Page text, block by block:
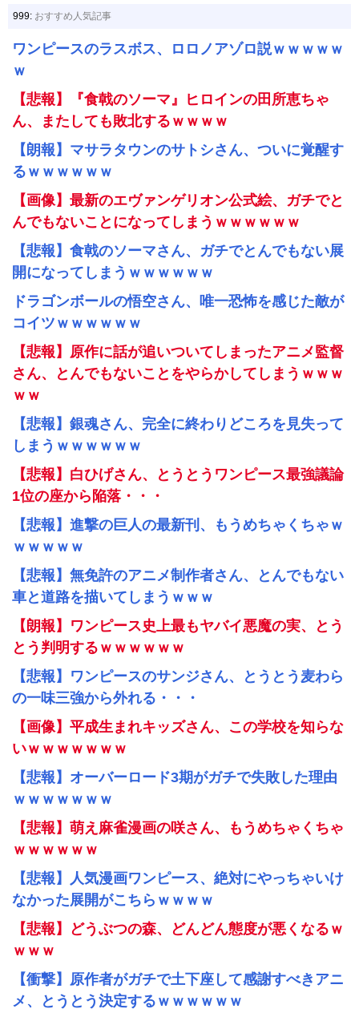
999: おすすめ人気記事
ワンピースのラスボス、ロロノアゾロ説ｗｗｗｗｗ
ｗ
【悲報】『食戟のソーマ』ヒロインの田所恵ちゃ
ん、またしても敗北するｗｗｗｗ
【朗報】マサラタウンのサトシさん、ついに覚醒す
るｗｗｗｗｗｗ
【画像】最新のエヴァンゲリオン公式絵、ガチでと
んでもないことになってしまうｗｗｗｗｗｗ
【悲報】食戟のソーマさん、ガチでとんでもない展
開になってしまうｗｗｗｗｗｗ
ドラゴンボールの悟空さん、唯一恐怖を感じた敵が
コイツｗｗｗｗｗｗ
【悲報】原作に話が追いついてしまったアニメ監督
さん、とんでもないことをやらかしてしまうｗｗｗ
ｗｗ
【悲報】銀魂さん、完全に終わりどころを見失って
しまうｗｗｗｗｗｗ
【悲報】白ひげさん、とうとうワンピース最強議論
1位の座から陥落・・・
【悲報】進撃の巨人の最新刊、もうめちゃくちゃｗ
ｗｗｗｗｗ
【悲報】無免許のアニメ制作者さん、とんでもない
車と道路を描いてしまうｗｗｗ
【朗報】ワンピース史上最もヤバイ悪魔の実、とう
とう判明するｗｗｗｗｗｗ
【悲報】ワンピースのサンジさん、とうとう麦わら
の一味三強から外れる・・・
【画像】平成生まれキッズさん、この学校を知らな
いｗｗｗｗｗｗｗ
【悲報】オーバーロード3期がガチで失敗した理由
ｗｗｗｗｗｗｗ
【悲報】萌え麻雀漫画の咲さん、もうめちゃくちゃ
ｗｗｗｗｗｗ
【悲報】人気漫画ワンピース、絶対にやっちゃいけ
なかった展開がこちらｗｗｗｗ
【悲報】どうぶつの森、どんどん態度が悪くなるｗ
ｗｗｗ
【衝撃】原作者がガチで土下座して感謝すべきアニ
メ、とうとう決定するｗｗｗｗｗｗ